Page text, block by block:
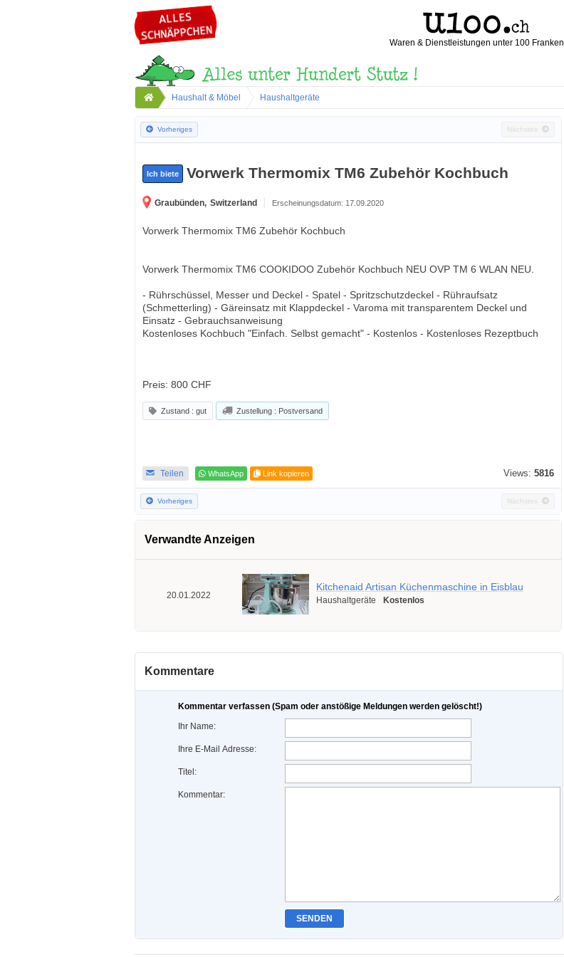
Waren & Dienstleistungen unter 100 Franken
Haushalt & Möbel Haushaltgeräte
Vorheriges Nächstes
Ich biete Vorwerk Thermomix TM6 Zubehör Kochbuch
Graubünden, Switzerland Erscheinungsdatum: 17.09.2020
Vorwerk Thermomix TM6 Zubehör Kochbuch
Vorwerk Thermomix TM6 COOKIDOO Zubehör Kochbuch NEU OVP TM 6 WLAN NEU.
- Rührschüssel, Messer und Deckel - Spatel - Spritzschutzdeckel - Rühraufsatz
(Schmetterling) - Gäreinsatz mit Klappdeckel - Varoma mit transparentem Deckel und
Einsatz - Gebrauchsanweisung
Kostenloses Kochbuch "Einfach. Selbst gemacht" - Kostenlos - Kostenloses Rezeptbuch
Preis: 800 CHF
Zustand : gut Zustellung : Postversand
Teilen WhatsApp Link kopieren Views: 5816
Vorheriges Nächstes
Verwandte Anzeigen
20.01.2022
Kitchenaid Artisan Küchenmaschine in Eisblau
Haushaltgeräte Kostenlos
Kommentare
Kommentar verfassen (Spam oder anstößige Meldungen werden gelöscht!)
Ihr Name:
Ihre E-Mail Adresse:
Titel:
Kommentar:
SENDEN